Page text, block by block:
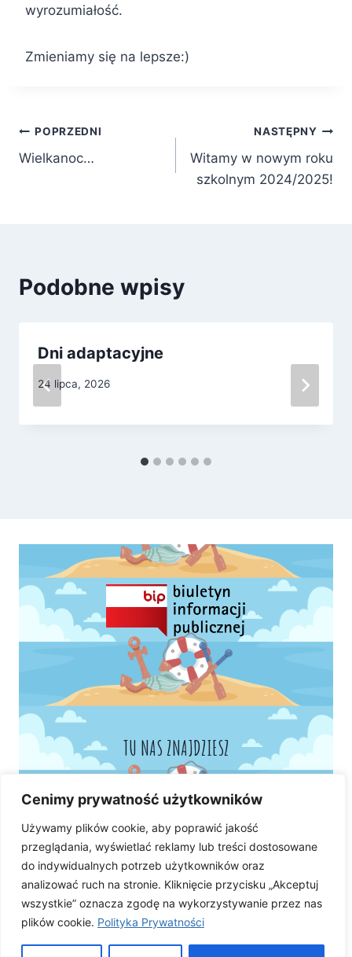
Cenimy prywatność użytkowników
Używamy plików cookie, aby poprawić jakość
przeglądania, wyświetlać reklamy lub treści dostosowane
do indywidualnych potrzeb użytkowników oraz
analizować ruch na stronie. Kliknięcie przycisku „Akceptuj
wszystkie” oznacza zgodę na wykorzystywanie przez nas
plików cookie. Polityka Prywatności
wyrozumiałość.
Zmieniamy się na lepsze:)
Nawigacja
wpisu
POPRZEDNI
Wielkanoc…
NASTĘPNY
Witamy w nowym roku
szkolnym 2024/2025!
Podobne wpisy
Dni adaptacyjne
24 lipca, 2026
TU NAS ZNAJDZIESZ